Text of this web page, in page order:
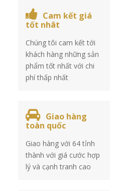
Cam kết giá
tốt nhât
Chúng tôi cam kết tới
khách hàng những sản
phẩm tốt nhất với chi
phí thấp nhất
Giao hàng
toàn quốc
Giao hàng với 64 tỉnh
thành với giá cước hợp
lý và cạnh tranh cao